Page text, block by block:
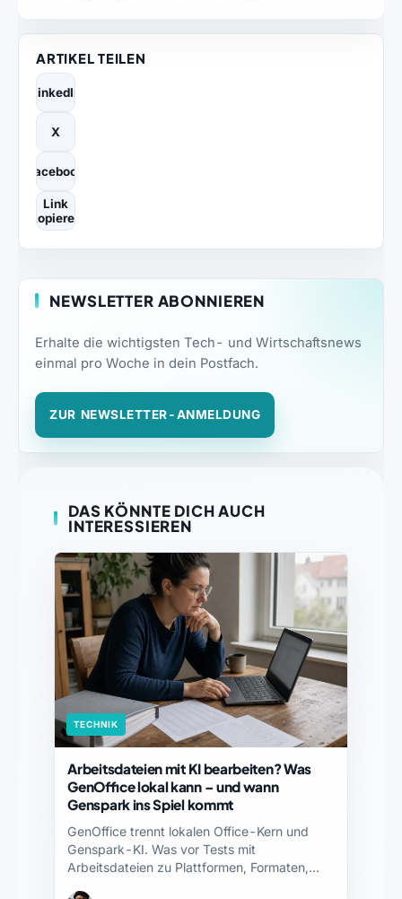
ARTIKEL TEILEN
LinkedIn
X
Facebook
Link
kopieren
NEWSLETTER ABONNIEREN
Erhalte die wichtigsten Tech- und Wirtschaftsnews
einmal pro Woche in dein Postfach.
ZUR NEWSLETTER-ANMELDUNG
DAS KÖNNTE DICH AUCH
INTERESSIEREN
TECHNIK
Arbeitsdateien mit KI bearbeiten? Was
GenOffice lokal kann – und wann
Genspark ins Spiel kommt
GenOffice trennt lokalen Office-Kern und
Genspark-KI. Was vor Tests mit
Arbeitsdateien zu Plattformen, Formaten,